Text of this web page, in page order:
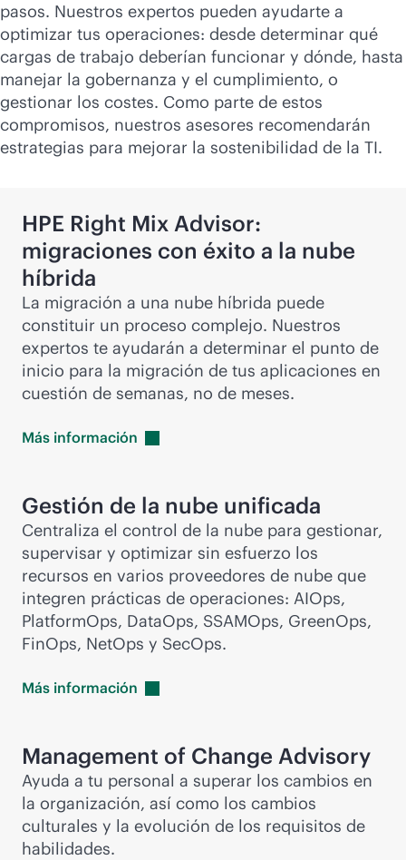
pasos. Nuestros expertos pueden ayudarte a
optimizar tus operaciones: desde determinar qué
cargas de trabajo deberían funcionar y dónde, hasta
manejar la gobernanza y el cumplimiento, o
gestionar los costes. Como parte de estos
compromisos, nuestros asesores recomendarán
estrategias para mejorar la sostenibilidad de la TI.
HPE Right Mix Advisor:
migraciones con éxito a la nube
híbrida
La migración a una nube híbrida puede
constituir un proceso complejo. Nuestros
expertos te ayudarán a determinar el punto de
inicio para la migración de tus aplicaciones en
cuestión de semanas, no de meses.
Más información
Gestión de la nube unificada
Centraliza el control de la nube para gestionar,
supervisar y optimizar sin esfuerzo los
recursos en varios proveedores de nube que
integren prácticas de operaciones: AIOps,
PlatformOps, DataOps, SSAMOps, GreenOps,
FinOps, NetOps y SecOps.
Más información
Management of Change Advisory
Ayuda a tu personal a superar los cambios en
la organización, así como los cambios
culturales y la evolución de los requisitos de
habilidades.